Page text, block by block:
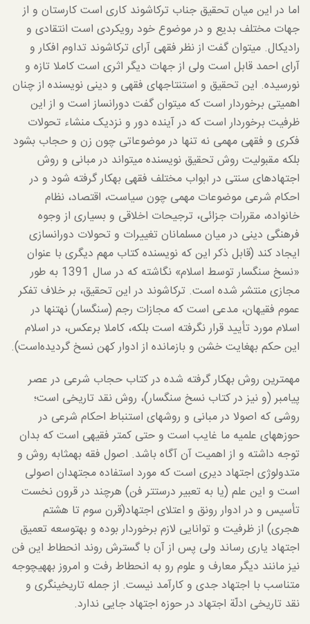
اما در این میان تحقیق جناب ترکاشوند کاری است کارستان و از
جهات مختلف بدیع و در موضوع خود رویکردی است انتقادی و
رادیکال. می­توان گفت از نظر فقهی آرای ترکاشوند تداوم افکار و
آرای احمد قابل است ولی از جهات دیگر اثری است کاملا تازه و
نورسیده. این تحقیق و استنتاج­های فقهی و دینی نویسنده از چنان
اهمیتی برخوردار است که می­توان گفت دوران­ساز است و از این
ظرفیت برخوردار است که در آینده دور و نزدیک منشاء تحولات
فکری و فقهی مهمی نه تنها در موضوعاتی چون زن و حجاب بشود
بلکه مقبولیت روش تحقیق نویسنده می­تواند در مبانی و روش
اجتهادهای سنتی در ابواب مختلف فقهی به­کار گرفته شود و در
احکام شرعی موضوعات مهمی چون سیاست، اقتصاد، نظام
خانواده، مقررات جزائی، ترجیحات اخلاقی و بسیاری از وجوه
فرهنگی دینی در میان مسلمانان تغییرات و تحولات دوران­سازی
ایجاد کند (قابل ذکر این که نویسنده کتاب مهم دیگری با عنوان
«نسخ سنگسار توسط اسلام» نگاشته که در سال 1391 به طور
مجازی منتشر شده است. ترکاشوند در این تحقیق، بر خلاف تفکر
عموم فقیهان، مدعی است که مجازات رجم (سنگسار) نه­تنها در
اسلام مورد تأیید قرار نگرفته است بلکه، کاملا برعکس، در اسلام
این حکم به­غایت خشن و بازمانده از ادوار کهن نسخ گردیده‌است).
مهم­ترین روش به­کار گرفته شده در کتاب حجاب شرعی در عصر
پیامبر (و نیز در کتاب نسخ سنگسار)، روش نقد تاریخی است؛
روشی که اصولا در مبانی و روش­های استنباط احکام شرعی در
حوزه­های علمیه ما غایب است و حتی کمتر فقیهی است که بدان
توجه داشته و از اهمیت آن آگاه باشد. اصول فقه به­مثابه روش و
متدولوژی اجتهاد دیری است که مورد استفاده مجتهدان اصولی
است و این علم (یا به تعبیر درست­تر فن) هرچند در قرون نخست
تأسیس و در ادوار رونق و اعتلای اجتهاد(قرن سوم تا هشتم
هجری) از ظرفیت و توانایی لازم برخوردار بوده و به­توسعه تعمیق
اجتهاد یاری رساند ولی پس از آن با گسترش روند انحطاط این فن
نیز مانند دیگر معارف و علوم رو به انحطاط رفت و امروز به­هیچ­وجه
متناسب با اجتهاد جدی و کارآمد نیست. از جمله تاریخی­نگری و
نقد تاریخی ادلّة اجتهاد در حوزه اجتهاد جایی ندارد.